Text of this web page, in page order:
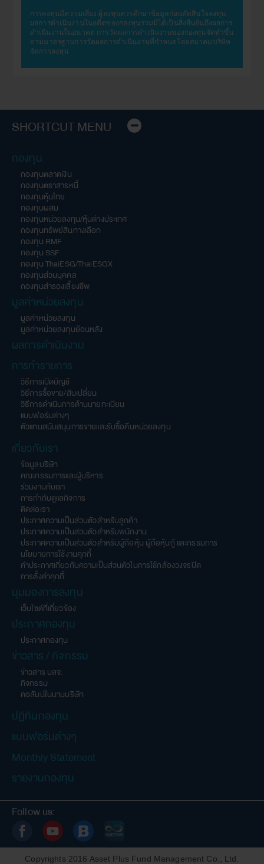
การลงทุนมีความเสี่ยง ผู้ลงทุนควรศึกษาข้อมูลก่อนตัดสินใจลงทุน
ผลการดำเนินงานในอดีตของกองทุนรวมมิได้เป็นสิ่งยืนยันถึงผลการ
ดำเนินงานในอนาคต การวัดผลการดำเนินงานของกองทุนจัดทำขึ้น
ตามมาตรฐานการวัดผลการดำเนินงานที่กำหนดโดยสมาคมบริษัท
จัดการลงทุน
SHORTCUT MENU
กองทุน
กองทุนตลาดเงิน
กองทุนตราสารหนี้
กองทุนหุ้นไทย
กองทุนผสม
กองทุนหน่วยลงทุน/หุ้นต่างประเทศ
กองทุนทรัพย์สินทางเลือก
กองทุน RMF
กองทุน SSF
กองทุน ThaiESG/ThaiESGX
กองทุนส่วนบุคคล
กองทุนสำรองเลี้ยงชีพ
มูลค่าหน่วยลงทุน
มูลค่าหน่วยลงทุน
มูลค่าหน่วยลงทุนย้อนหลัง
ผลการดำเนินงาน
การทำรายการ
วิธีการเปิดบัญชี
วิธีการซื้อขาย/สับเปลี่ยน
วิธีการดำเนินการด้านนายทะเบียน
แบบฟอร์มต่างๆ
ตัวแทนสนับสนุนการขายและรับซื้อคืนหน่วยลงทุน
เกี่ยวกับเรา
ข้อมูลบริษัท
คณะกรรมการและผู้บริหาร
ร่วมงานกับเรา
การกำกับดูแลกิจการ
ติดต่อเรา
ประกาศความเป็นส่วนตัวสำหรับลูกค้า
ประกาศความเป็นส่วนตัวสำหรับพนักงาน
ประกาศความเป็นส่วนตัวสำหรับผู้ถือหุ้น ผู้ถือหุ้นกู้ และกรรมการ
นโยบายการใช้งานคุกกี้
คำประกาศเกี่ยวกับความเป็นส่วนตัวในการใช้กล้องวงจรปิด
การตั้งค่าคุกกี้
มุมมองการลงทุน
เว็บไซต์ที่เกี่ยวข้อง
ประกาศกองทุน
ประกาศกองทุน
ข่าวสาร / กิจกรรม
ข่าวสาร บลจ.
กิจกรรม
คอลัมน์ในนามบริษัท
ปฏิทินกองทุน
แบบฟอร์มต่างๆ
Monthly Statement
รายงานกองทุน
Follow us:
Copyrights 2016 Asset Plus Fund Management Co., Ltd.